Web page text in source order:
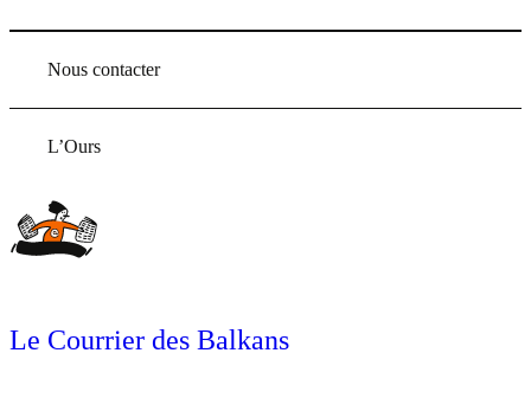
Nous contacter
L’Ours
Le Courrier des Balkans